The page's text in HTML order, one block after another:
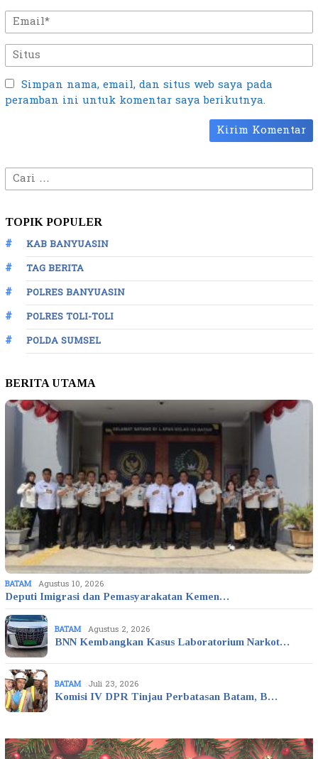
Simpan nama, email, dan situs web saya pada
peramban ini untuk komentar saya berikutnya.
Cari
untuk:
TOPIK POPULER
KAB BANYUASIN
TAG BERITA
POLRES BANYUASIN
POLRES TOLI-TOLI
POLDA SUMSEL
BERITA UTAMA
BATAM Agustus 10, 2026
Deputi Imigrasi dan Pemasyarakatan Kemen…
BATAM Agustus 2, 2026
BNN Kembangkan Kasus Laboratorium Narkot…
BATAM Juli 23, 2026
Komisi IV DPR Tinjau Perbatasan Batam, B…